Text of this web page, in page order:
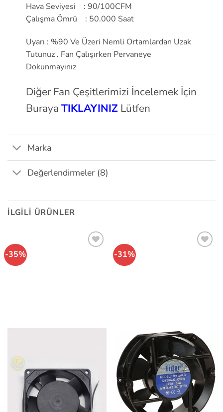
Hava Seviyesi : 90/100CFM
Çalışma Ömrü : 50.000 Saat
Uyarı : %90 Ve Üzeri Nemli Ortamlardan Uzak
Tutunuz . Fan Çalışırken Pervaneye
Dokunmayınız
Diğer Fan Çeşitlerimizi İncelemek İçin
Buraya TIKLAYINIZ Lütfen
Marka
Değerlendirmeler (8)
İLGILI ÜRÜNLER
-35% -31%